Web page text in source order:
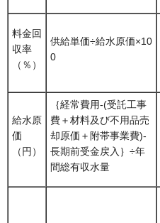
料金回
収率
（％）
供給単価÷給水原価×10
0
給水原
価
（円）
｛経常費用-(受託工事
費＋材料及び不用品売
却原価＋附帯事業費)-
長期前受金戻入｝÷年
間総有収水量